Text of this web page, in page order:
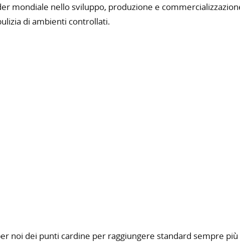
mondiale nello sviluppo, produzione e
di ambienti controllati.
noi dei punti cardine per raggiungere standard sempre